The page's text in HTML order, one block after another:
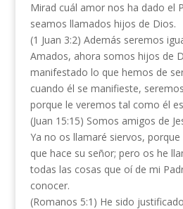
Mirad cuál amor nos ha dado el
seamos llamados hijos de Dios.
(1 Juan 3:2) Además seremos
Amados, ahora somos hijos de
manifestado lo que hemos de
cuando él se manifieste,
porque le veremos tal como él
(Juan 15:15) Somos amigos de
Ya no os llamaré siervos,
que hace su señor; pero os he
todas las cosas que oí de mi
conocer.
(Romanos 5:1) He sido